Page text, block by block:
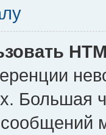
Большая